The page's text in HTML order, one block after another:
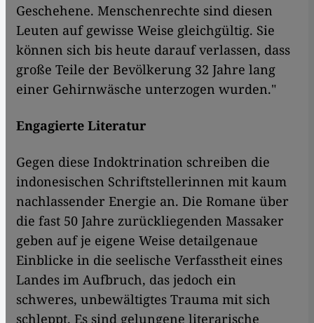
Geschehene. Menschenrechte sind diesen
Leuten auf gewisse Weise gleichgültig. Sie
können sich bis heute darauf verlassen, dass
große Teile der Bevölkerung 32 Jahre lang
einer Gehirnwäsche unterzogen wurden."
Engagierte Literatur
Gegen diese Indoktrination schreiben die
indonesischen Schriftstellerinnen mit kaum
nachlassender Energie an. Die Romane über
die fast 50 Jahre zurückliegenden Massaker
geben auf je eigene Weise detailgenaue
Einblicke in die seelische Verfasstheit eines
Landes im Aufbruch, das jedoch ein
schweres, unbewältigtes Trauma mit sich
schleppt. Es sind gelungene literarische